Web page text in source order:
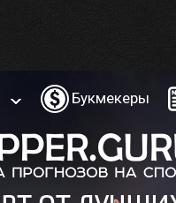
Букмекеры